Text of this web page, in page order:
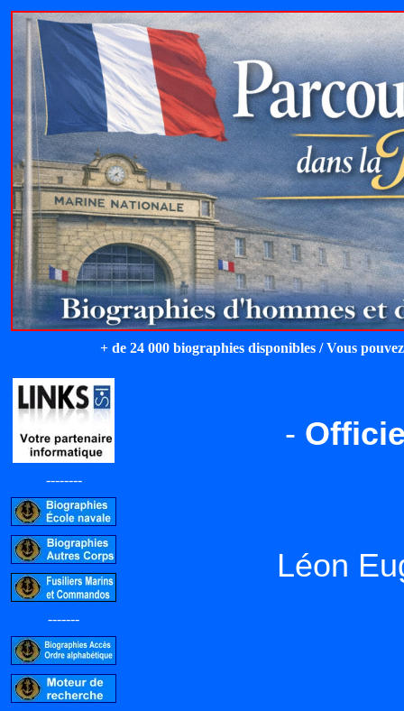
+ de 24 000 biographies disponibles / Vous
--------
-------
-
Léon